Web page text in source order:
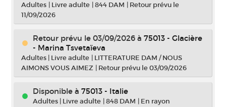
Adultes | Livre adulte |844 DAM | Retour prévu le
11/09/2026
Retour prévu le 03/09/2026 à 75013 - Glacière
- Marina Tsvetaïeva
Adultes | Livre adulte | LITTERATURE DAM / NOUS
AIMONS VOUS AIMEZ | Retour prévu le 03/09/2026
Disponible à 75013 - Italie
Adultes | Livre adulte |848 DAM | En rayon